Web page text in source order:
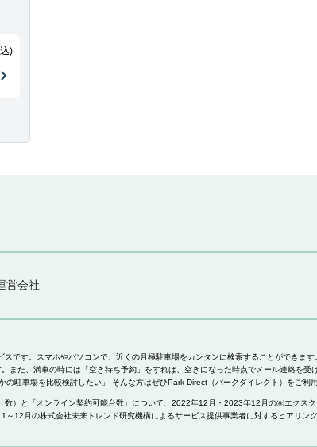
)
営会社
です。スマホやパソコンで、近くの月極駐車場をカンタンに検索することができま
た、満車の時には「空き待ち予約」をすれば、空きになった時点でメール連絡を受
駐車場を比較検討したい」 そんな方はぜひPark Direct（パークダイレクト）をご利用
）と「オンライン契約可能台数」について、2022年12月・2023年12月の㈱エクス
12月の株式会社未来トレンド研究機構によるサービス提供事業者に対するヒアリング